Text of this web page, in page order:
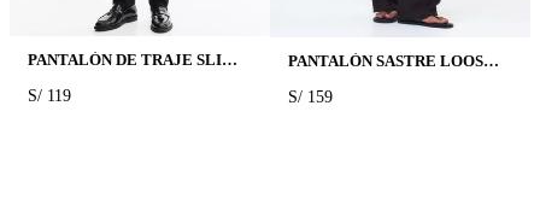
PANTALÓN DE TRAJE SLIM FIT
PRICE:
S/ 119
PANTALÓN SASTRE LOOSE FIT
PRICE:
S/ 159